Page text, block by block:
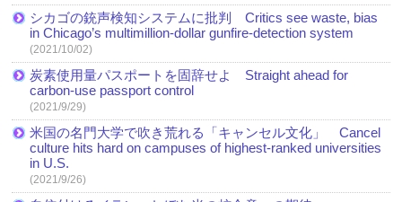
シカゴの銃声検知システムに批判 Critics see waste, bias
in Chicago’s multimillion-dollar gunfire-detection system
(2021/10/02)
炭素使用量パスポートを固辞せよ Straight ahead for
carbon-use passport control
(2021/9/29)
米国の名門大学で吹き荒れる「キャンセル文化」 Cancel
culture hits hard on campuses of highest-ranked universities
in U.S.
(2021/9/26)